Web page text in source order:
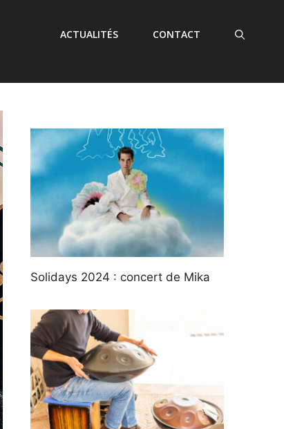
ACTUALITÉS CONTACT
Solidays 2024 : concert de Mika